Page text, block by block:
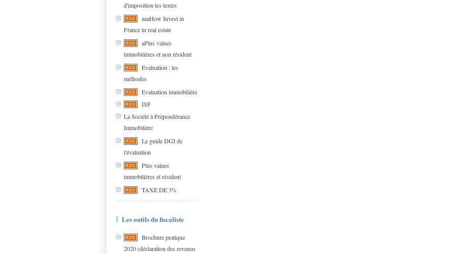
d'imposition les textes
aaaHow Invest in
France in real estate
aPlus values
immobilières et non résident
Evaluation : les
méthodes
Evaluation immobilière
ISF
La Société à Prépondérance
Immobilière
Le guide DGI de
l'évaluation
Plus values
immobilières et résident
TAXE DE 3%
Les outils du fiscaliste
Brochure pratique
2020 (déclaration des revenus